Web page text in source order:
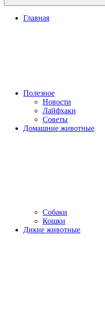
Главная
Полезное
Новости
Лайфхаки
Советы
Домашние животные
Собаки
Кошки
Дикие животные